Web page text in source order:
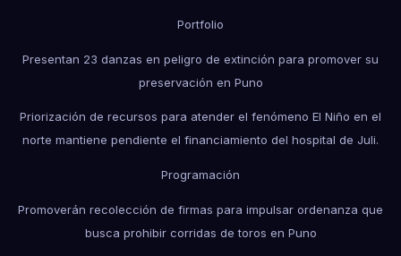
Portfolio
Presentan 23 danzas en peligro de extinción para promover su
preservación en Puno
Priorización de recursos para atender el fenómeno El Niño en el
norte mantiene pendiente el financiamiento del hospital de Juli.
Programación
Promoverán recolección de firmas para impulsar ordenanza que
busca prohibir corridas de toros en Puno